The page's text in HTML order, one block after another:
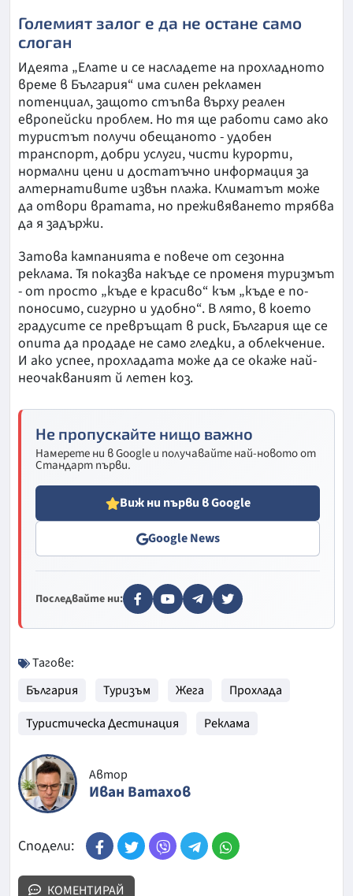
Големият залог е да не остане само
слоган
Идеята „Елате и се насладете на прохладното
време в България“ има силен рекламен
потенциал, защото стъпва върху реален
европейски проблем. Но тя ще работи само ако
туристът получи обещаното - удобен
транспорт, добри услуги, чисти курорти,
нормални цени и достатъчно информация за
алтернативите извън плажа. Климатът може
да отвори вратата, но преживяването трябва
да я задържи.
Затова кампанията е повече от сезонна
реклама. Тя показва накъде се променя туризмът
- от просто „къде е красиво“ към „къде е по-
поносимо, сигурно и удобно“. В лято, в което
градусите се превръщат в риск, България ще се
опита да продаде не само гледки, а облекчение.
И ако успее, прохладата може да се окаже най-
неочакваният й летен коз.
Не пропускайте нищо важно
Намерете ни в Google и получавайте най-новото от
Стандарт първи.
Виж ни първи в Google
Google News
Последвайте ни:
Тагове:
България
Туризъм Жега
Прохлада
Туристическа Дестинация
Реклама
Автор
Иван Ватахов
Сподели:
КОМЕНТИРАЙ